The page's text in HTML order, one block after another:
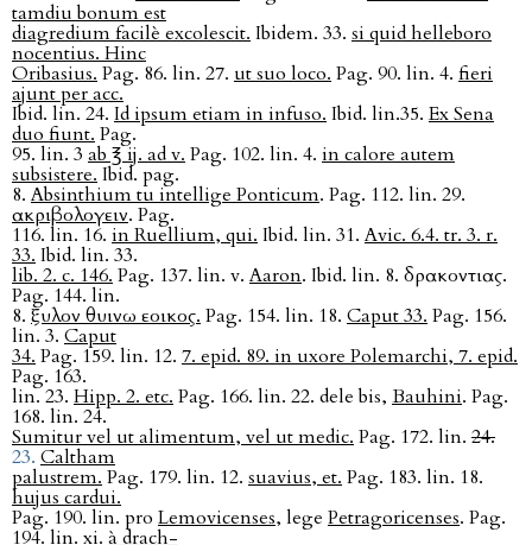
tamdiu bonum est
diagredium facilè excolescit. Ibidem. 33. si quid helleboro
nocentius. Hinc
Oribasius. Pag. 86. lin. 27. ut suo loco. Pag. 90. lin. 4. fieri
ajunt per acc.
Ibid. lin. 24. Id ipsum etiam in infuso. Ibid. lin.35.Ex Sena
duo fiunt. Pag.
95. lin. 3 ab ℥ ij. ad v. Pag. 102. lin. 4. in calore autem
subsistere. Ibid. pag.
8.Absinthium tu intellige Ponticum. Pag. 112. lin. 29.
ακριβολογειν. Pag.
116. lin. 16. in Ruellium, qui. Ibid. lin. 31.Avic. 6.4. tr. 3. r.
33. Ibid. lin. 33.
lib. 2. c. 146. Pag. 137. lin. v.Aaron. Ibid. lin. 8. δρακοντιας.
Pag. 144. lin.
8. ξυλον θυινω εοικος. Pag. 154. lin. 18. Caput 33. Pag. 156.
lin. 3. Caput
34. Pag. 159. lin. 12. 7. epid. 89. in uxore Polemarchi, 7. epid.
Pag. 163.
lin. 23. Hipp. 2. etc. Pag. 166. lin. 22. dele bis, Bauhini. Pag.
168. lin. 24.
Sumitur vel ut alimentum, vel ut medic. Pag. 172. lin. 24.
23. Caltham
palustrem. Pag. 179. lin. 12. suavius, et. Pag. 183. lin. 18.
hujus cardui.
Pag. 190. lin. pro Lemovicenses, lege Petragoricenses. Pag.
194. lin. xi. à drach-